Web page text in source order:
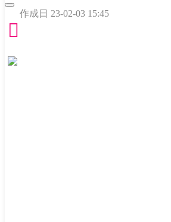
TOGGLE
NAVIGATION
作成日 23-02-03 15:45